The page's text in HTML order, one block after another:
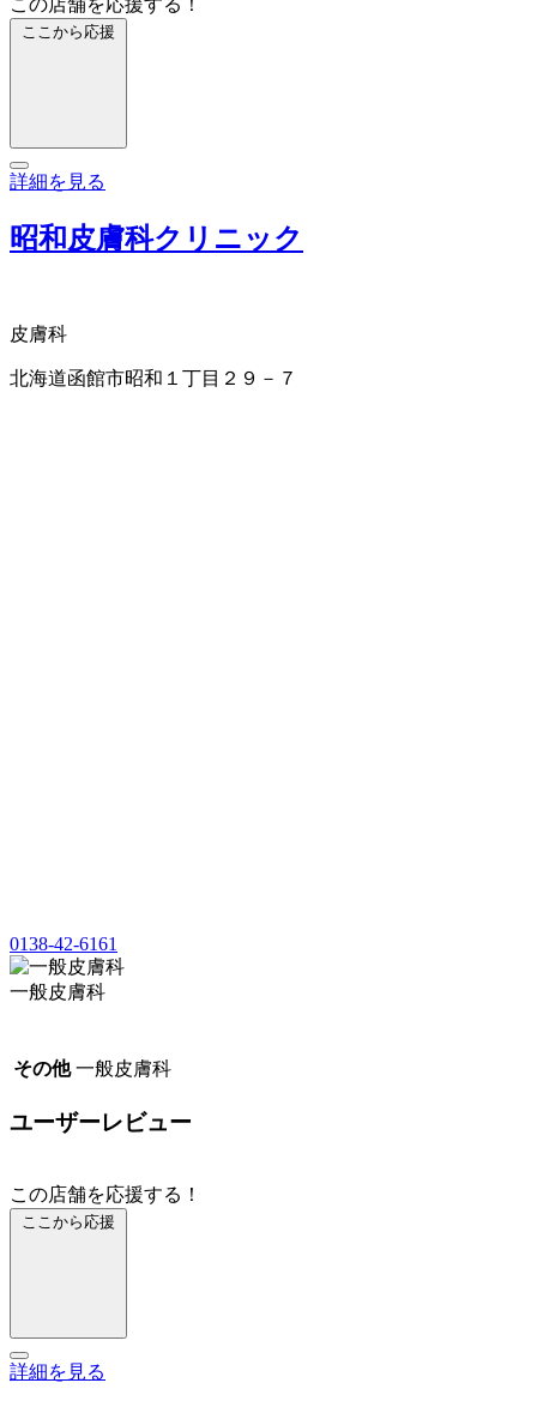
ここから応援
詳細を見る
昭和皮膚科クリニック
皮膚科
北海道函館市昭和１丁目２９－７
0138-42-6161
一般皮膚科
その他 一般皮膚科
ユーザーレビュー
この店舗を応援する！
ここから応援
詳細を見る